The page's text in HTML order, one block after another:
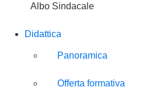
Albo Sindacale
Didattica
Panoramica
Offerta formativa